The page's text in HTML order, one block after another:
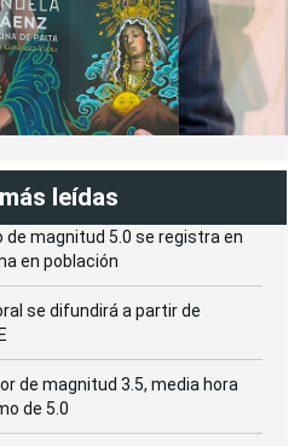
leídas
de magnitud 5.0 se registra en
en población
se difundirá a partir de
de magnitud 3.5, media hora
de 5.0